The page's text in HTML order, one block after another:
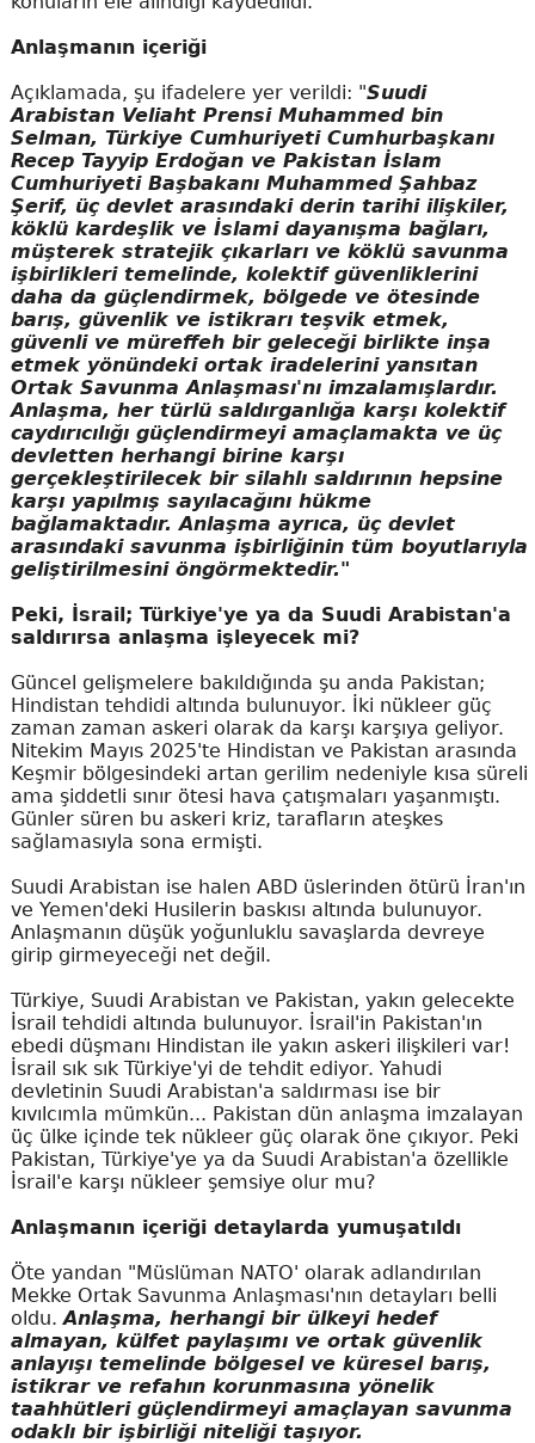
Anlaşmanın içeriği
Açıklamada, şu ifadelere yer verildi: "Suudi
Arabistan Veliaht Prensi Muhammed bin
Selman, Türkiye Cumhuriyeti Cumhurbaşkanı
Recep Tayyip Erdoğan ve Pakistan İslam
Cumhuriyeti Başbakanı Muhammed Şahbaz
Şerif, üç devlet arasındaki derin tarihi ilişkiler,
köklü kardeşlik ve İslami dayanışma bağları,
müşterek stratejik çıkarları ve köklü savunma
işbirlikleri temelinde, kolektif güvenliklerini
daha da güçlendirmek, bölgede ve ötesinde
barış, güvenlik ve istikrarı teşvik etmek,
güvenli ve müreffeh bir geleceği birlikte inşa
etmek yönündeki ortak iradelerini yansıtan
Ortak Savunma Anlaşması'nı imzalamışlardır.
Anlaşma, her türlü saldırganlığa karşı kolektif
caydırıcılığı güçlendirmeyi amaçlamakta ve üç
devletten herhangi birine karşı
gerçekleştirilecek bir silahlı saldırının hepsine
karşı yapılmış sayılacağını hükme
bağlamaktadır. Anlaşma ayrıca, üç devlet
arasındaki savunma işbirliğinin tüm boyutlarıyla
geliştirilmesini öngörmektedir."
Peki, İsrail; Türkiye'ye ya da Suudi Arabistan'a
saldırırsa anlaşma işleyecek mi?
Güncel gelişmelere bakıldığında şu anda Pakistan;
Hindistan tehdidi altında bulunuyor. İki nükleer güç
zaman zaman askeri olarak da karşı karşıya geliyor.
Nitekim Mayıs 2025'te Hindistan ve Pakistan arasında
Keşmir bölgesindeki artan gerilim nedeniyle kısa süreli
ama şiddetli sınır ötesi hava çatışmaları yaşanmıştı.
Günler süren bu askeri kriz, tarafların ateşkes
sağlamasıyla sona ermişti.
Suudi Arabistan ise halen ABD üslerinden ötürü İran'ın
ve Yemen'deki Husilerin baskısı altında bulunuyor.
Anlaşmanın düşük yoğunluklu savaşlarda devreye
girip girmeyeceği net değil.
Türkiye, Suudi Arabistan ve Pakistan, yakın gelecekte
İsrail tehdidi altında bulunuyor. İsrail'in Pakistan'ın
ebedi düşmanı Hindistan ile yakın askeri ilişkileri var!
İsrail sık sık Türkiye'yi de tehdit ediyor. Yahudi
devletinin Suudi Arabistan'a saldırması ise bir
kıvılcımla mümkün... Pakistan dün anlaşma imzalayan
üç ülke içinde tek nükleer güç olarak öne çıkıyor. Peki
Pakistan, Türkiye'ye ya da Suudi Arabistan'a özellikle
İsrail'e karşı nükleer şemsiye olur mu?
Anlaşmanın içeriği detaylarda yumuşatıldı
Öte yandan "Müslüman NATO' olarak adlandırılan
Mekke Ortak Savunma Anlaşması'nın detayları belli
oldu.Anlaşma, herhangi bir ülkeyi hedef
almayan, külfet paylaşımı ve ortak güvenlik
anlayışı temelinde bölgesel ve küresel barış,
istikrar ve refahın korunmasına yönelik
taahhütleri güçlendirmeyi amaçlayan savunma
odaklı bir işbirliği niteliği taşıyor.